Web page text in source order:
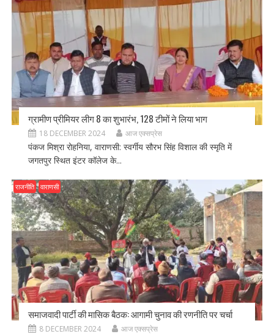
ग्रामीण प्रीमियर लीग 8 का शुभारंभ, 128 टीमों ने लिया भाग
18 DECEMBER 2024 आज एक्सप्रेस
पंकज मिश्रा रोहनिया, वाराणसी: स्वर्गीय सौरभ सिंह विशाल की स्मृति में
जगतपुर स्थित इंटर कॉलेज के...
राजनीति वाराणसी
समाजवादी पार्टी की मासिक बैठक: आगामी चुनाव की रणनीति पर चर्चा
8 DECEMBER 2024 आज एक्सप्रेस